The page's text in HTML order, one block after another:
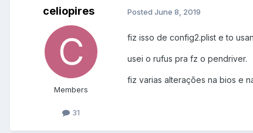
celiopires
Members
31
Posted June 8, 2019
fiz isso de config2.plist e to
usei o rufus pra fz o pendriver.
fiz varias alterações na bios e